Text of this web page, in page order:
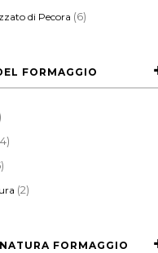
di Pecora (6)
FORMAGGIO
(2)
FORMAGGIO